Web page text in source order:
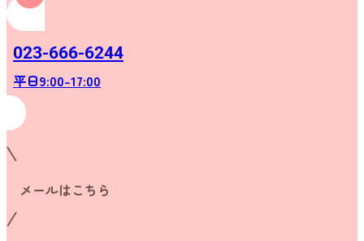
023-666-6244
平日9:00-17:00
メールはこちら